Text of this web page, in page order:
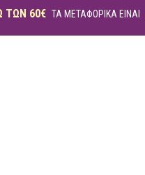
ΤΩΝ 60€ ΤΑ ΜΕΤΑΦΟΡΙΚΑ ΕΙΝΑΙ